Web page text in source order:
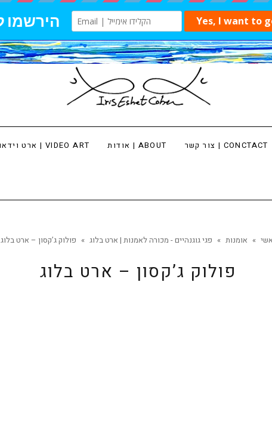
ארט וידאו | VIDEO ART אודות | ABOUT צור קשר | CONCTACT
» אומנות » פגי גוגנהיים - מכורה לאמנות | ארט בלוג » פולוק ג’קסון – ארט בלוג
פולוק ג’קסון – ארט בלוג